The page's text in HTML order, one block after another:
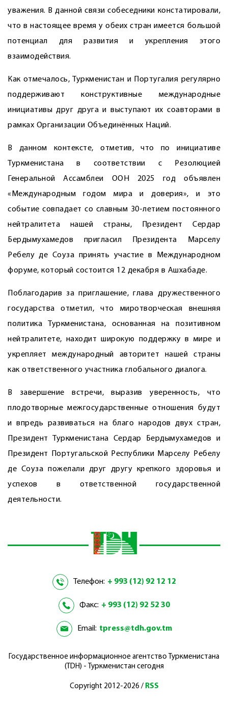
уважения. В данной связи собеседники констатировали,
что в настоящее время у обеих стран имеется большой
потенциал для развития и укрепления этого
взаимодействия.
Как отмечалось, Туркменистан и Португалия регулярно
поддерживают конструктивные международные
инициативы друг друга и выступают их соавторами в
рамках Организации Объединённых Наций.
В данном контексте, отметив, что по инициативе
Туркменистана в соответствии с Резолюцией
Генеральной Ассамблеи ООН 2025 год объявлен
«Международным годом мира и доверия», и это
событие совпадает со славным 30-летием постоянного
нейтралитета нашей страны, Президент Сердар
Бердымухамедов пригласил Президента Марселу
Ребелу де Соуза принять участие в Международном
форуме, который состоится 12 декаб­ря в Ашхабаде.
Поблагодарив за приглашение, глава дружественного
государства отметил, что миротворческая внешняя
политика Туркменистана, основанная на позитивном
нейтралитете, находит широкую поддержку в мире и
укрепляет международный авторитет нашей страны
как ответственного участника глобального диалога.
В завершение встречи, выразив уверенность, что
плодотворные межгосударственные отношения будут
и впредь развиваться на благо народов двух стран,
Президент Туркменистана Сердар Бердымухамедов и
Президент Португальской Республики Марселу Ребелу
де Соуза пожелали друг другу крепкого здоровья и
успехов в ответственной государственной
деятельности.
Телефон: + 993 (12) 92 12 12
Факс: + 993 (12) 92 52 30
Email: tpress@tdh.gov.tm
Государственное информационное агентство Туркменистана
(TDH) - Туркменистан сегодня
Copyright 2012-2026 / RSS